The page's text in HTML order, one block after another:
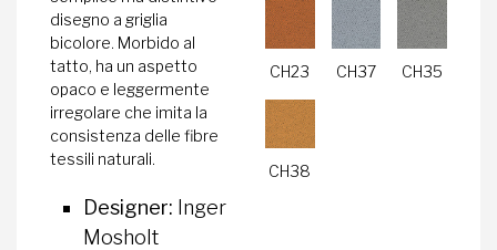
disegno a griglia
bicolore. Morbido al
tatto, ha un aspetto
opaco e leggermente
irregolare che imita la
consistenza delle fibre
tessili naturali.
Designer: Inger
Mosholt
CH23 CH37 CH35
CH38